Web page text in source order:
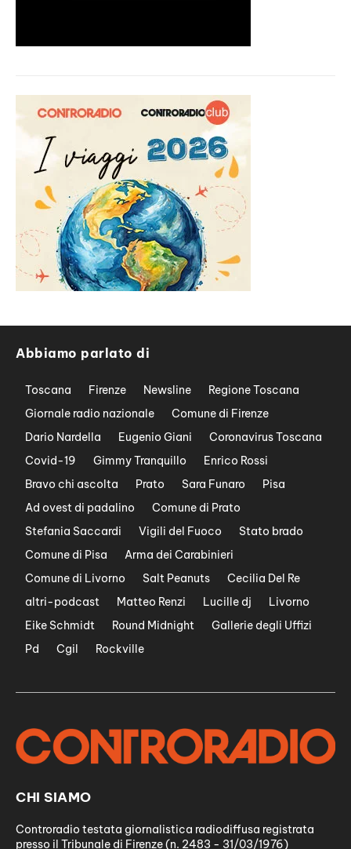
Abbiamo parlato di
Toscana Firenze Newsline
Regione Toscana
Giornale radio nazionale
Comune di Firenze
Dario Nardella
Eugenio Giani
Coronavirus Toscana
Covid-19
Gimmy Tranquillo
Enrico Rossi
Bravo chi ascolta
Prato Sara Funaro
Pisa
Ad ovest di padalino
Comune di Prato
Stefania Saccardi
Vigili del Fuoco
Stato brado
Comune di Pisa
Arma dei Carabinieri
Comune di Livorno
Salt Peanuts
Cecilia Del Re
altri-podcast
Matteo Renzi Lucille dj
Livorno
Eike Schmidt
Round Midnight
Gallerie degli Uffizi
Pd
Cgil Rockville
CHI SIAMO
Controradio testata giornalistica radiodiffusa registrata
presso il Tribunale di Firenze (n. 2483 - 31/03/1976)